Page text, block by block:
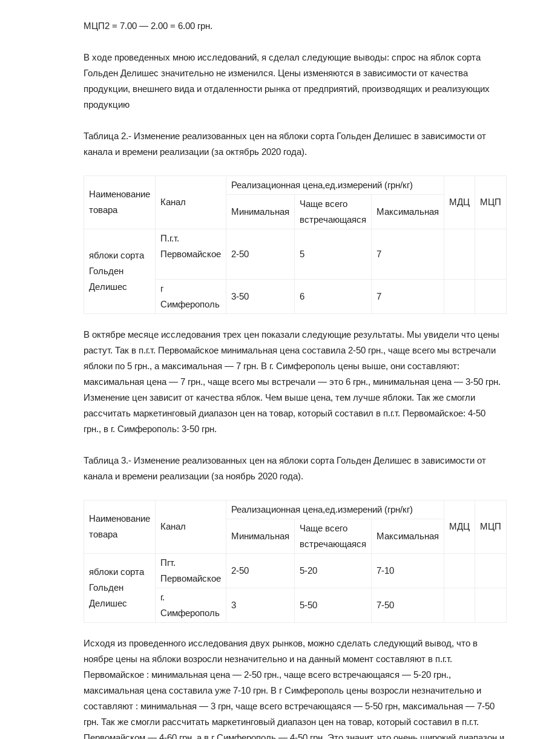
МЦП2 = 7.00 — 2.00 = 6.00 грн.
В ходе проведенных мною исследований, я сделал следующие выводы: спрос на яблок сорта
Гольден Делишес значительно не изменился. Цены изменяются в зависимости от качества
продукции, внешнего вида и отдаленности рынка от предприятий, производящих и реализующих
продукцию
Таблица 2.- Изменение реализованных цен на яблоки сорта Гольден Делишес в зависимости от
канала и времени реализации (за октябрь 2020 года).
Наименование
товара
Канал
Реализационная цена,ед.измерений (грн/кг)
МДЦ
МЦП
Минимальная
Чаще всего
встречающаяся
Максимальная
яблоки сорта
Гольден
Делишес
П.г.т.
Первомайское
2-50 5 7
г
Симферополь
3-50 6 7
В октябре месяце исследования трех цен показали следующие результаты. Мы увидели что цены
растут. Так в п.г.т. Первомайское минимальная цена составила 2-50 грн., чаще всего мы встречали
яблоки по 5 грн., а максимальная — 7 грн. В г. Симферополь цены выше, они составляют:
максимальная цена — 7 грн., чаще всего мы встречали — это 6 грн., минимальная цена — 3-50 грн.
Изменение цен зависит от качества яблок. Чем выше цена, тем лучше яблоки. Так же смогли
рассчитать маркетинговый диапазон цен на товар, который составил в п.г.т. Первомайское: 4-50
грн., в г. Симферополь: 3-50 грн.
Таблица 3.- Изменение реализованных цен на яблоки сорта Гольден Делишес в зависимости от
канала и времени реализации (за ноябрь 2020 года).
Наименование
товара
Канал
Реализационная цена,ед.измерений (грн/кг)
МДЦ
МЦП
Минимальная
Чаще всего
встречающаяся
Максимальная
яблоки сорта
Гольден
Делишес
Пгт.
Первомайское
2-50 5-20 7-10
г.
Симферополь
3 5-50 7-50
Исходя из проведенного исследования двух рынков, можно сделать следующий вывод, что в
ноябре цены на яблоки возросли незначительно и на данный момент составляют в п.г.т.
Первомайское : минимальная цена — 2-50 грн., чаще всего встречающаяся — 5-20 грн.,
максимальная цена составила уже 7-10 грн. В г Симферополь цены возросли незначительно и
составляют : минимальная — 3 грн, чаще всего встречающаяся — 5-50 грн, максимальная — 7-50
грн. Так же смогли рассчитать маркетинговый диапазон цен на товар, который составил в п.г.т.